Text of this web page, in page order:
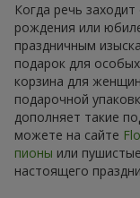
Когда речь
рождения или
праздничным
подарок для
корзина для
подарочной
дополняет такие
можете на сайте
пионы или пушистые
настоящего